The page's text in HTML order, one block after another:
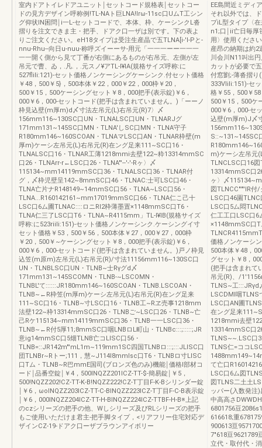
室内ドアトイレドアユニット￨セットコード規格表￨セットコー
ドの見方デザイン呼称例!TL-NAト巨LNA!lrω-11sc口UムT工シン
グ仰状IN困問￨i一L-セットコードで、本体、枠、ケーシンクL沓
摺りを注文できま主・把手、ドアク口一ザは別です。下の表よ
りご注文ください。eH18タイプは受注生産晶で五TLNA[i-'l-Pと-
nnu-Rhu--向日u-nuu-称呼ズイーーサ-用元「一一一ーー一一一
一一開く側から見て丁番が右側にあるものが右吊元、左側が左
吊元で曹、ゐ，.凡.，.元スノ¥アTL-I¥IA(規格サイズ呼称:に
527flili:121)-セット価格ノンケーシングケーシンク.付セット価格
￥48，500￥5}，500本体￥22，000￥22，000枠￥20，
500￥15，500ケーシングセット￥8，000把手(表示錠)￥6，
000￥6，000-セットコード(把手は含まれていません。)「ーーノ
枠見込壁(m厚m)d〆寸法左吊元(L)右吊元(R)7〉〆
156mm116~130SC口UN・TLNALSC口UN・TLNARJグ
171mm131~145SC口MN・TLNA'しSC口MN・TLNA守子
R180mm146~160SCOAN・TLNAマLSC口AN・TLNAR枠壁(m
厚m)ケーシ左吊元(L)右吊元(R)在ング足来111~SC口16・
TLNALSC口16・TLNAR工薄1218mmi去壁122~粋13314mmSC
口26・TLNArr-r←LSC口26・TLNA"'--'-'-Rヶ〉〆
115134~mm14119mmSC口36・TLNALSC口36・TLNAR付
グ，〆枠児壁呈142~8mmSC口46・TLNAC:士可LSC口46・
TLNA亡片ナR148149~14mmSC口56・TLNA~LSC口56・
TLNA...R160142161~mm17019mmSC口66・TLNA仁こ己十
LSC口6ム圃TLNAC::::ロニRI2枠薄墨置×1148mmSC口T6・
TLNA仁三了LSC口T6・TLNA~R4115mm」TL-I¥IB(規格サイズ
呼称:に523riili:151)-セット価格ノンケーシンク.ケーシングイ寸
セット価格￥53，500￥56，500本体￥27，000￥27，000枠
￥20，500￥~ケーシングセット￥8，000把手(表示錠)￥6，
000￥6，000-セットコード(把手は含まれていません。)戸ノ枠見
込笠(m原m)左吊元(L)右吊元(R)/寸法11156mm116~130SC口
UN・TLNBLSC口UN・TLNB~士Rγグd〆
171mm131~145SCOMN・TLNB-~LSCOMN・
TLNBL'て::::::JR180mm146~160SCOAN・TLNB.LSCOAN・
TLNB~←R枠笠(m厚m)ケーシ左吊元(L)右吊元(R)在ング足来
111~SC口16・TLNB~寸LSC口16・TLNB工~Rヱ売事1218mm
法壁122~枠13314mmSC口26・TLNBご~LSC口26・TLNB~亡
己Rケ115134~mm14119mmSC口36・TLNB一一LSC口36・
TLNB~←R付5厚11;8mmSC口咽LNBロL町山・TLNBc:::;:::::;JR
意ig14mmSC口5畑TLNB亡コLISC口56・
TLNB=::JR142m"'mL1m~119mm1SC四国TLNBロ:::;:::JLISC口
団TLNBr~Rトー;111，慧~J114I8mmIsc口T6・TLNBロ寸LISC
口Tム・TLNB~R巴mmE国司(ブロンズ色のみ)機能￨価格l部材コ
ード￨品番空錠￨￥4，500INQZZ201ICZ-TT-$-簡易錠￨￥5，
500!NQZZ202!CZ-TT-K-B!NQZZ222!CZ-T丁目F-K-Bシリンダー錠
￨￥6，ωoINQZZ203ICZ-TT-C-BINQZZ223ICZ-T丁目F-C-B表示錠
￨￥6，000INQZZ204ICZ-TT-H-BINQZZ224ICZ-TTBF-H-B※上記
のczシリーズの把手の他、Wしシリーズ及びRLシリーズの把手
もご使用いただけま君主-把手脚タイプ，<リアフリー住宅対応デ
ザインCZ-19-ドアク口ーザブラウンアイボリー
EE島間近ミディ
それ以外では、
プiL型タイプ〈
n1;口￨ii亡日毎厚
用〉使用くださ
産昂の納期は約2
川会川N11叫出
カットが必要で
付窓劉;-薄沓摺
333Vlili:151)-セ
格￥55，500￥
500￥15，500ケ
000￥6，000-セ
込壁(m厚m)J〆
S::~131~145SC
m)ケーシ左吊元
TLNCLSC口16
13314mmSC口
ヶ〉〆
図TLNCC"'"'lR付
LSC口46園
LSC口5ム悶
仁工工口LSC口6
×1148mmSC口T
価格ノンケーシ
500本体￥48，
グセット￥8，
(把手は含まれて
吊元(R)、/
TLNS~工:::JRγd
LSCDMI咽TLNS
LSC口AN圃
在ング足来
1218mmi去壁
13314mmSC口
TLNS~~.LSC口
TLNS仁=ココ
て亡口
LSC口6ム図
図TLNS二土土
ッパー(入数発注
中高高さ
6801756豆
616618;重
900613亘
7"618豆9621789
立代・取付代・